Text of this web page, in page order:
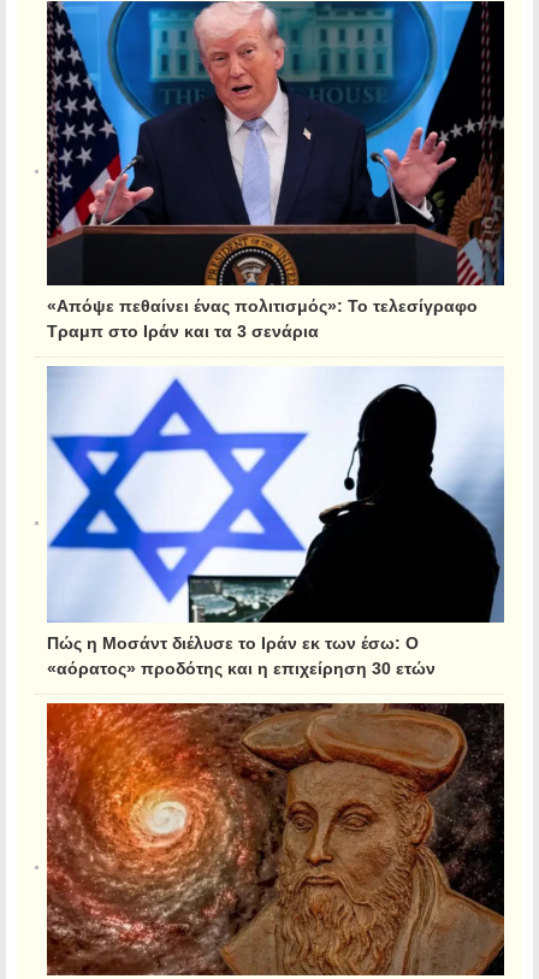
«Απόψε πεθαίνει ένας πολιτισμός»: Το τελεσίγραφο
Τραμπ στο Ιράν και τα 3 σενάρια
Πώς η Μοσάντ διέλυσε το Ιράν εκ των έσω: Ο
«αόρατος» προδότης και η επιχείρηση 30 ετών